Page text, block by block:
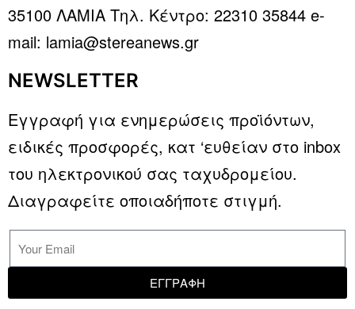
35100 ΛΑΜΙΑ Τηλ. Κέντρο: 22310 35844 e-
mail: lamia@stereanews.gr
NEWSLETTER
Εγγραφή για ενημερώσεις προϊόντων,
ειδικές προσφορές, κατ ‘ευθείαν στο inbox
του ηλεκτρονικού σας ταχυδρομείου.
Διαγραφείτε οποιαδήποτε στιγμή.
ΕΓΓΡΑΦΗ